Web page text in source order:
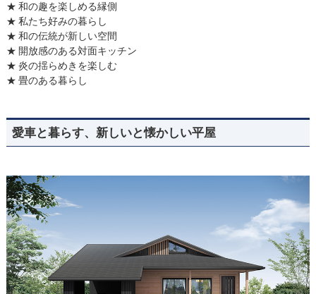
和の趣を楽しめる縁側
私たち好みの暮らし
和の伝統が新しい空間
開放感のある対面キッチン
炎の揺らめきを楽しむ
畳のある暮らし
愛車と暮らす、新しいと懐かしい平屋